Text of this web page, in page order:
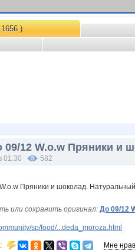
)
09/12 W.о.w Пряники и
01:30 582
или сохранить оригинал: До 09/12
sp/food/...deda_moroza.html
Мне